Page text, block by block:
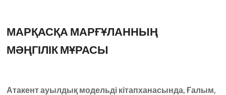
МАРҚАСҚА МАРҒҰЛАННЫҢ
МӘҢГІЛІК МҰРАСЫ
Атакент ауылдық модельді кітапханасында, Ғалым,